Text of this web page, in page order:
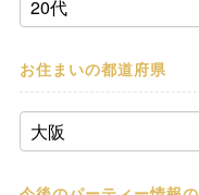
お住まいの都道府県